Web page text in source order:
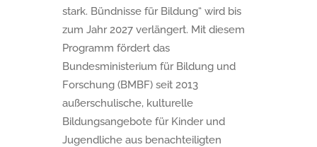
stark. Bündnisse für Bildung“ wird bis
zum Jahr 2027 verlängert. Mit diesem
Programm fördert das
Bundesministerium für Bildung und
Forschung (BMBF) seit 2013
außerschulische, kulturelle
Bildungsangebote für Kinder und
Jugendliche aus benachteiligten